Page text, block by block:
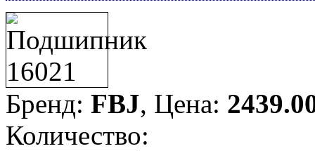
Бренд: FBJ, Цена:
Количество: